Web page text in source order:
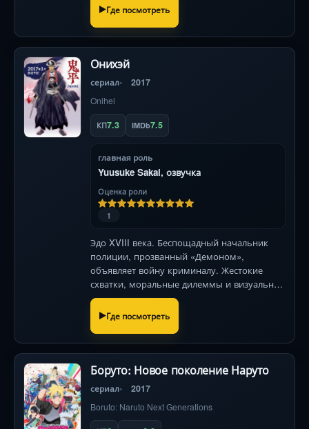
Где посмотреть
Онихэй
сериал 2017
Onihei
КП7.3 IMDb7.5
главная роль
Yuusuke Sakai, озвучка
Оценка роли
1
Эдо XVIII века. Беспощадный начальник
полиции, прозванный «Демоном»,
объявляет войну криминалу. Жестокие
схватки, моральные дилеммы и визуальная
мощь исторической Японии в каждой
серии.Где посмотреть
Боруто: Новое поколение Наруто
сериал 2017
Boruto: Naruto Next Generations